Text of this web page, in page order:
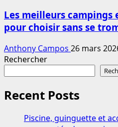
Les meilleurs campings
pour choisir sans se
Anthony Campos 26 mars
Rechercher
Recent Posts
Piscine, guinguette et